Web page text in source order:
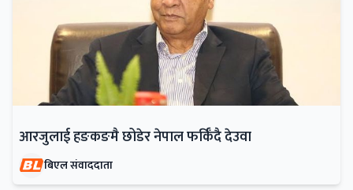
आरजुलाई हङकङमै छोडेर नेपाल फर्किँदै देउवा
बिएल संवाददाता